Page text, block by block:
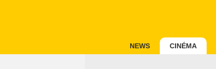
NEWS CINÉMA